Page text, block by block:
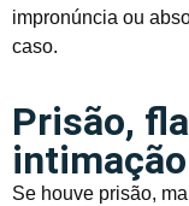
impronúncia ou
caso.
Prisão,
Se houve prisão,